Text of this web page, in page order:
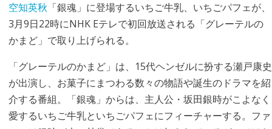
空知英秋 「銀魂」に登場するいちご牛乳、いちごパフェが、
3月9日22時にNHK Eテレで初回放送される「グレーテルの
かまど」で取り上げられる。
「グレーテルのかまど」は、15代ヘンゼルに扮する瀬戸康史
が出演し、お菓子にまつわる数々の物語や誕生のドラマを紹
介する番組。「銀魂」からは、主人公・坂田銀時がこよなく
愛するいちご牛乳といちごパフェにフィーチャーする。ファ